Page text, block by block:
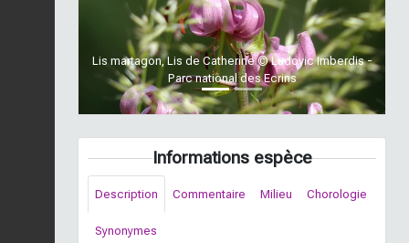
Lis martagon, Lis de Catherine © Ludovic Imberdis -
Parc national des Ecrins
Informations espèce
Description Commentaire Milieu Chorologie
Synonymes